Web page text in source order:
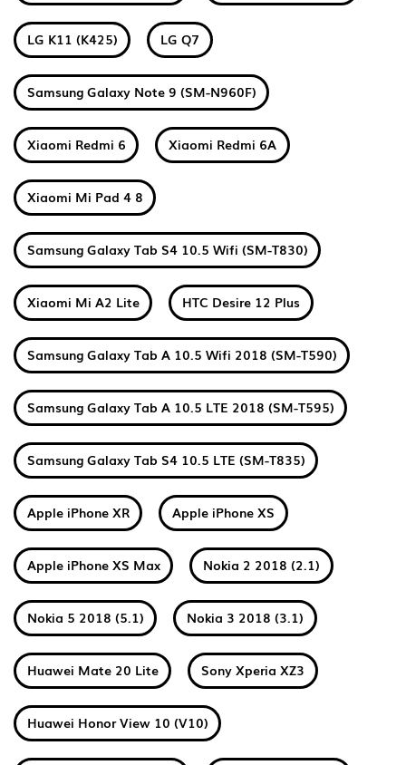
LG K11 (K425) LG Q7
Samsung Galaxy Note 9 (SM-N960F)
Xiaomi Redmi 6 Xiaomi Redmi 6A
Xiaomi Mi Pad 4 8
Samsung Galaxy Tab S4 10.5 Wifi (SM-T830)
Xiaomi Mi A2 Lite HTC Desire 12 Plus
Samsung Galaxy Tab A 10.5 Wifi 2018 (SM-T590)
Samsung Galaxy Tab A 10.5 LTE 2018 (SM-T595)
Samsung Galaxy Tab S4 10.5 LTE (SM-T835)
Apple iPhone XR Apple iPhone XS
Apple iPhone XS Max Nokia 2 2018 (2.1)
Nokia 5 2018 (5.1) Nokia 3 2018 (3.1)
Huawei Mate 20 Lite Sony Xperia XZ3
Huawei Honor View 10 (V10)